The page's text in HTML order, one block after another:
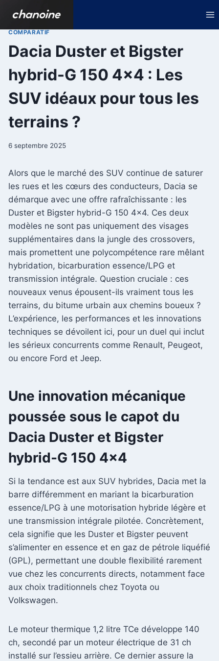
contenu
COMPARATIF
Dacia Duster et Bigster
hybrid-G 150 4×4 : Les
SUV idéaux pour tous les
terrains ?
6 septembre 2025
Alors que le marché des SUV continue de saturer
les rues et les cœurs des conducteurs, Dacia se
démarque avec une offre rafraîchissante : les
Duster et Bigster hybrid-G 150 4×4. Ces deux
modèles ne sont pas uniquement des visages
supplémentaires dans la jungle des crossovers,
mais promettent une polycompétence rare mêlant
hybridation, bicarburation essence/LPG et
transmission intégrale. Question cruciale : ces
nouveaux venus épousent-ils vraiment tous les
terrains, du bitume urbain aux chemins boueux ?
L’expérience, les performances et les innovations
techniques se dévoilent ici, pour un duel qui inclut
les sérieux concurrents comme Renault, Peugeot,
ou encore Ford et Jeep.
Une innovation mécanique
poussée sous le capot du
Dacia Duster et Bigster
hybrid-G 150 4×4
Si la tendance est aux SUV hybrides, Dacia met la
barre différemment en mariant la bicarburation
essence/LPG à une motorisation hybride légère et
une transmission intégrale pilotée. Concrètement,
cela signifie que les Duster et Bigster peuvent
s’alimenter en essence et en gaz de pétrole liquéfié
(GPL), permettant une double flexibilité rarement
vue chez les concurrents directs, notamment face
aux choix traditionnels chez Toyota ou
Volkswagen.
Le moteur thermique 1,2 litre TCe développe 140
ch, secondé par un moteur électrique de 31 ch
installé sur l’essieu arrière. Ce dernier assure la